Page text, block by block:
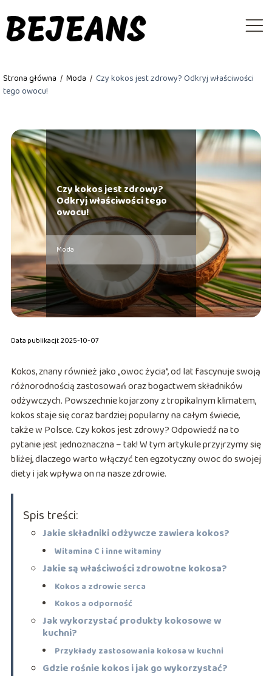
Strona główna / Moda / Czy kokos jest zdrowy? Odkryj właściwości
tego owocu!
Czy kokos jest zdrowy?
Odkryj właściwości tego
owocu!
Moda
Data publikacji: 2025-10-07
Kokos, znany również jako „owoc życia”, od lat fascynuje swoją
różnorodnością zastosowań oraz bogactwem składników
odżywczych. Powszechnie kojarzony z tropikalnym klimatem,
kokos staje się coraz bardziej popularny na całym świecie,
także w Polsce. Czy kokos jest zdrowy? Odpowiedź na to
pytanie jest jednoznaczna – tak! W tym artykule przyjrzymy się
bliżej, dlaczego warto włączyć ten egzotyczny owoc do swojej
diety i jak wpływa on na nasze zdrowie.
Spis treści:
Jakie składniki odżywcze zawiera kokos?
Witamina C i inne witaminy
Jakie są właściwości zdrowotne kokosa?
Kokos a zdrowie serca
Kokos a odporność
Jak wykorzystać produkty kokosowe w
kuchni?
Przykłady zastosowania kokosa w kuchni
Gdzie rośnie kokos i jak go wykorzystać?